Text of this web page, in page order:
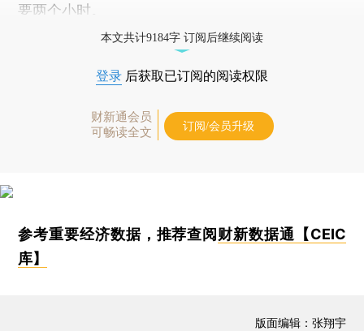
要两个小时。
本文共计9184字 订阅后继续阅读
登录 后获取已订阅的阅读权限
财新通会员
可畅读全文
订阅/会员升级
参考重要经济数据，推荐查阅财新数据通【CEIC
库】
版面编辑：张翔宇